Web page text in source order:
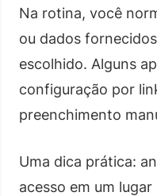
Na rotina, você
ou dados
escolhido. Alguns
configuração por
preenchimento
Uma dica prática:
acesso em um